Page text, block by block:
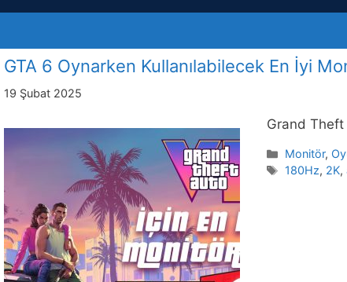
GTA 6 Oynarken Kullanılabilecek En İyi
19 Şubat 2025
Grand Theft
Kategoriler
Monitör,
Etiketler
180Hz, 2K,